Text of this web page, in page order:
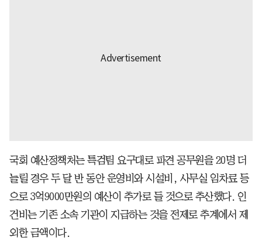
국회 예산정책처는 특검팀 요구대로 파견 공무원을 20명 더
늘릴 경우 두 달 반 동안 운영비와 시설비, 사무실 임차료 등
으로 3억9000만원의 예산이 추가로 들 것으로 추산했다. 인
건비는 기존 소속 기관이 지급하는 것을 전제로 추계에서 제
외한 금액이다.